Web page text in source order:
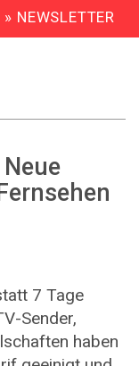
» NEWSLETTER
7 Tage
Sender,
haben